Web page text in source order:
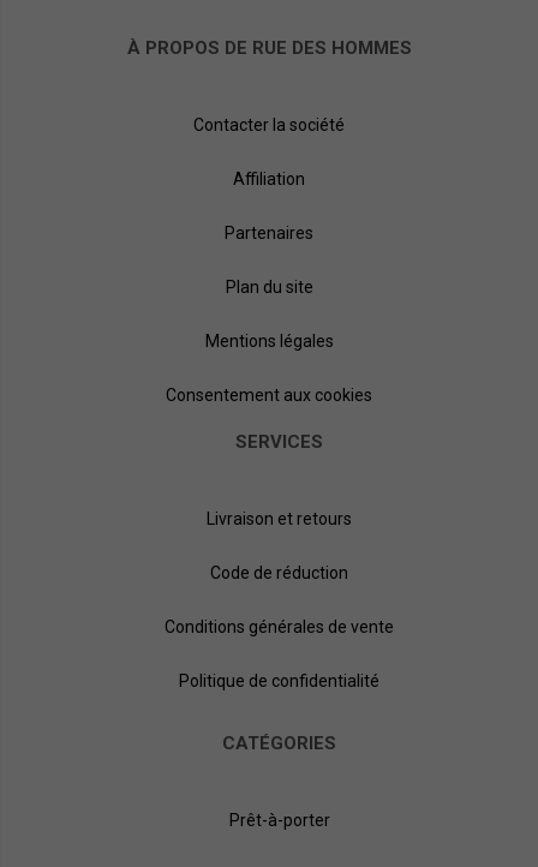
À PROPOS DE RUE DES HOMMES
Contacter la société
Affiliation
Partenaires
Plan du site
Mentions légales
Consentement aux cookies
SERVICES
Livraison et retours
Code de réduction
Conditions générales de vente
Politique de confidentialité
CATÉGORIES
Prêt-à-porter